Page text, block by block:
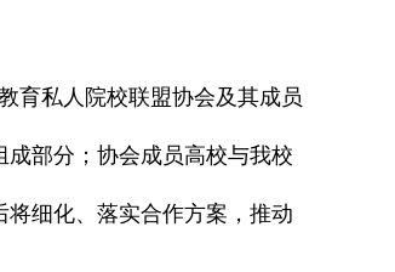
育私人院校联盟协会及其成员
部分；协会成员高校与我校
细化、落实合作方案，推动